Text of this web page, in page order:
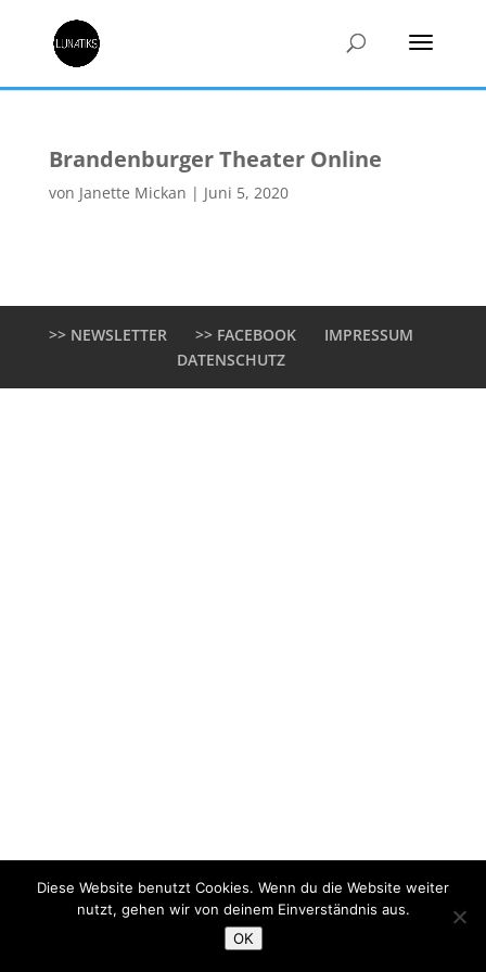
Brandenburger Theater Online
von Janette Mickan | Juni 5, 2020
>> NEWSLETTER >> FACEBOOK
IMPRESSUM
DATENSCHUTZ
Diese Website benutzt Cookies. Wenn du die Website weiter
nutzt, gehen wir von deinem Einverständnis aus.
OK